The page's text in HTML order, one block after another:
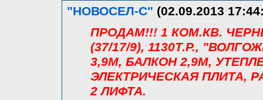
"НОВОСЕЛ-С" (02.09.2013
ПРОДАМ!!! 1 КОМ.КВ.
(37/17/9), 1130Т.Р.,
3,9М, БАЛКОН 2,9М,
ЭЛЕКТРИЧЕСКАЯ ПЛИТА,
2 ЛИФТА.